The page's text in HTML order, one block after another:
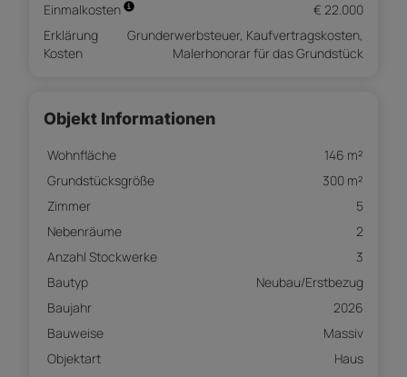
Einmalkosten
€ 22.000
Erklärung
Kosten
Grunderwerbsteuer, Kaufvertragskosten,
Malerhonorar für das Grundstück
Objekt Informationen
Wohnfläche
146 m²
Grundstücksgröße
300 m²
Zimmer
5
Nebenräume
2
Anzahl Stockwerke
3
Bautyp
Neubau/Erstbezug
Baujahr
2026
Bauweise
Massiv
Objektart
Haus